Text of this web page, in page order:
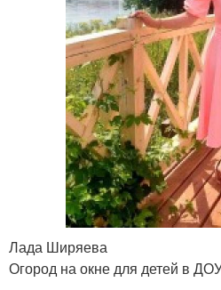
Лада Ширяева
Огород на окне для детей в